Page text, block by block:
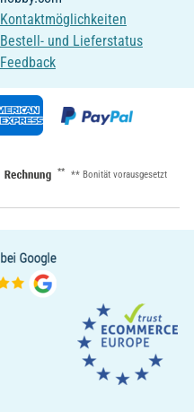
Kontaktmöglichkeiten
Bestell- und Lieferstatus
Feedback
** ** Bonität vorausgesetzt